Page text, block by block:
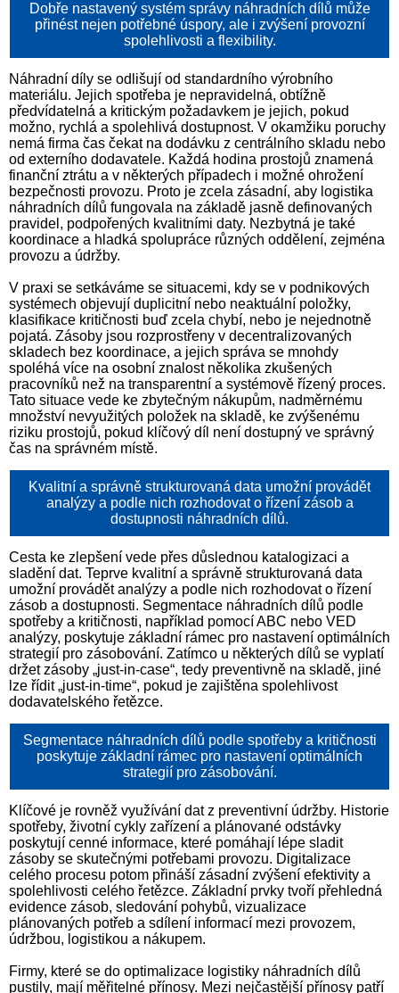
Dobře nastavený systém správy náhradních dílů může
přinést nejen potřebné úspory, ale i zvýšení provozní
spolehlivosti a flexibility.
Náhradní díly se odlišují od standardního výrobního
materiálu. Jejich spotřeba je nepravidelná, obtížně
předvídatelná a kritickým požadavkem je jejich, pokud
možno, rychlá a spolehlivá dostupnost. V okamžiku poruchy
nemá firma čas čekat na dodávku z centrálního skladu nebo
od externího dodavatele. Každá hodina prostojů znamená
finanční ztrátu a v některých případech i možné ohrožení
bezpečnosti provozu. Proto je zcela zásadní, aby logistika
náhradních dílů fungovala na základě jasně definovaných
pravidel, podpořených kvalitními daty. Nezbytná je také
koordinace a hladká spolupráce různých oddělení, zejména
provozu a údržby.
V praxi se setkáváme se situacemi, kdy se v podnikových
systémech objevují duplicitní nebo neaktuální položky,
klasifikace kritičnosti buď zcela chybí, nebo je nejednotně
pojatá. Zásoby jsou rozprostřeny v decentralizovaných
skladech bez koordinace, a jejich správa se mnohdy
spoléhá více na osobní znalost několika zkušených
pracovníků než na transparentní a systémově řízený proces.
Tato situace vede ke zbytečným nákupům, nadměrnému
množství nevyužitých položek na skladě, ke zvýšenému
riziku prostojů, pokud klíčový díl není dostupný ve správný
čas na správném místě.
Kvalitní a správně strukturovaná data umožní provádět
analýzy a podle nich rozhodovat o řízení zásob a
dostupnosti náhradních dílů.
Cesta ke zlepšení vede přes důslednou katalogizaci a
sladění dat. Teprve kvalitní a správně strukturovaná data
umožní provádět analýzy a podle nich rozhodovat o řízení
zásob a dostupnosti. Segmentace náhradních dílů podle
spotřeby a kritičnosti, například pomocí ABC nebo VED
analýzy, poskytuje základní rámec pro nastavení optimálních
strategií pro zásobování. Zatímco u některých dílů se vyplatí
držet zásoby „just-in-case“, tedy preventivně na skladě, jiné
lze řídit „just-in-time“, pokud je zajištěna spolehlivost
dodavatelského řetězce.
Segmentace náhradních dílů podle spotřeby a kritičnosti
poskytuje základní rámec pro nastavení optimálních
strategií pro zásobování.
Klíčové je rovněž využívání dat z preventivní údržby. Historie
spotřeby, životní cykly zařízení a plánované odstávky
poskytují cenné informace, které pomáhají lépe sladit
zásoby se skutečnými potřebami provozu. Digitalizace
celého procesu potom přináší zásadní zvýšení efektivity a
spolehlivosti celého řetězce. Základní prvky tvoří přehledná
evidence zásob, sledování pohybů, vizualizace
plánovaných potřeb a sdílení informací mezi provozem,
údržbou, logistikou a nákupem.
Firmy, které se do optimalizace logistiky náhradních dílů
pustily, mají měřitelné přínosy. Mezi nejčastější přínosy patří